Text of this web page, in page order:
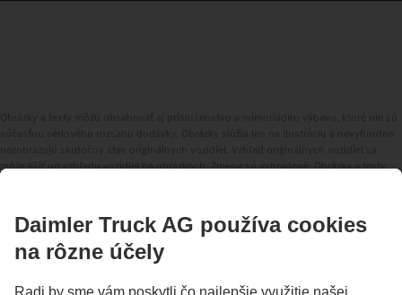
môže líšiť od vzhľadu vozidiel na obrázkoch. Zmeny sú vyhradené. Obrázky a texty
Ako medzinárodná spoločnosť, Daimler Truck AG považuje rovnosť príležitostí,
rozmanitosť, otvorenosť a rešpekt za svoje základné hodnoty. Ukazujeme to
spôsobom, akým myslíme, konáme a komunikujeme. V zásade všetky zvolené pojmy
prirodzene zahŕňajú všetky rody a identity.